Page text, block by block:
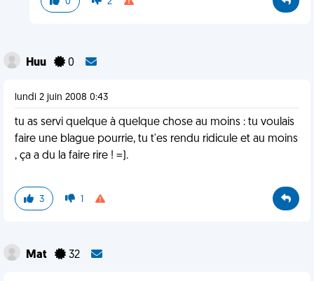
Huu 0
lundi 2 juin 2008 0:43
tu as servi quelque à quelque chose au moins : tu voulais
faire une blague pourrie, tu t'es rendu ridicule et au moins
, ça a du la faire rire ! =).
3 1
Mat 32